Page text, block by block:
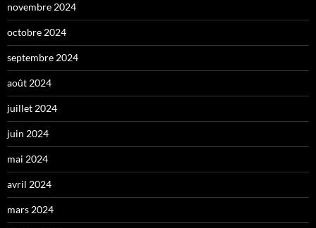
novembre 2024
octobre 2024
septembre 2024
août 2024
juillet 2024
juin 2024
mai 2024
avril 2024
mars 2024